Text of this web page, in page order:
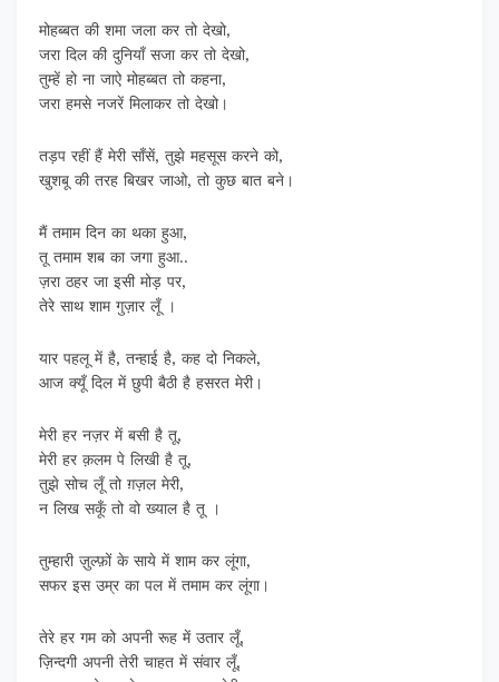
मोहब्बत की शमा जला कर तो देखो,
जरा दिल की दुनियाँ सजा कर तो देखो,
तुम्हें हो ना जाऐ मोहब्बत तो कहना,
जरा हमसे नजरें मिलाकर तो देखो।
तड़प रहीं हैं मेरी साँसें, तुझे महसूस करने को,
खुशबू की तरह बिखर जाओ, तो कुछ बात बने।
मैं तमाम दिन का थका हुआ,
तू तमाम शब का जगा हुआ..
ज़रा ठहर जा इसी मोड़ पर,
तेरे साथ शाम गुज़ार लूँ ।
यार पहलू में है, तन्हाई है, कह दो निकले,
आज क्यूँ दिल में छुपी बैठी है हसरत मेरी।
मेरी हर नज़र में बसी है तू,
मेरी हर क़लम पे लिखी है तू,
तुझे सोच लूँ तो ग़ज़ल मेरी,
न लिख सकूँ तो वो ख्याल है तू ।
तुम्हारी ज़ुल्फ़ों के साये में शाम कर लूंगा,
सफर इस उम्र का पल में तमाम कर लूंगा।
तेरे हर गम को अपनी रूह में उतार लूँ,
ज़िन्दगी अपनी तेरी चाहत में संवार लूँ,